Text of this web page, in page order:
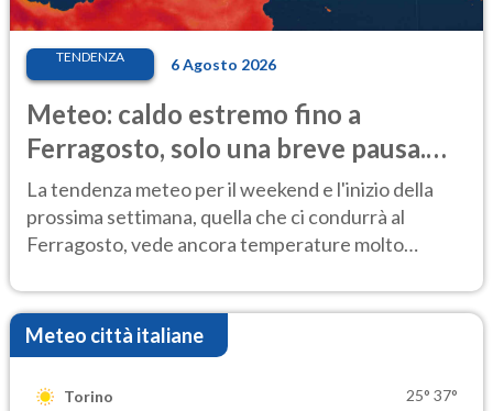
TENDENZA 6 Agosto 2026
Meteo: caldo estremo fino a
Ferragosto, solo una breve pausa.
Ecco dove
La tendenza meteo per il weekend e l'inizio della
prossima settimana, quella che ci condurrà al
Ferragosto, vede ancora temperature molto
Meteo città italiane
Torino 25° 37°